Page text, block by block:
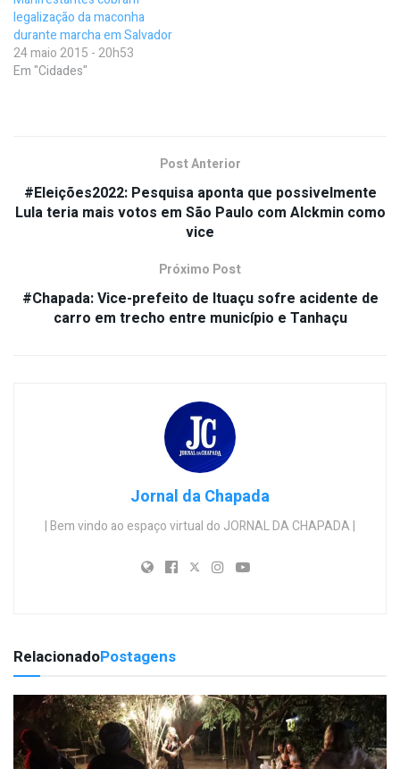
legalização da maconha
durante marcha em Salvador
24 maio 2015 - 20h53
Em "Cidades"
Post Anterior
#Eleições2022: Pesquisa aponta que possivelmente
Lula teria mais votos em São Paulo com Alckmin como
vice
Próximo Post
#Chapada: Vice-prefeito de Ituaçu sofre acidente de
carro em trecho entre município e Tanhaçu
Jornal da Chapada
| Bem vindo ao espaço virtual do JORNAL DA CHAPADA |
RelacionadoPostagens